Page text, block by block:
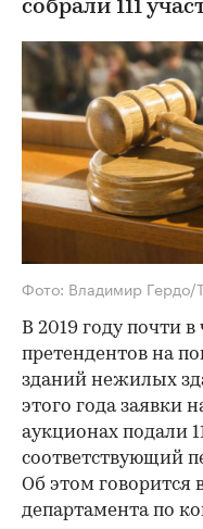
собрали 111
Фото: Владимир Гердо/
В 2019 году почти
претендентов на
зданий нежилых
этого года заявки
аукционах подали
соответствующий
Об этом говорится
департамента по